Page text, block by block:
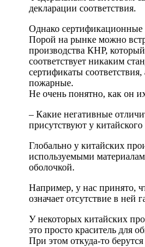
декларации соответствия.
Однако
Порой на рынке можно
производства КНР,
соответствует никаким
сертификаты
пожарные.
Не очень понятно, как он
– Какие негативные
присутствуют у китайского
Глобально у китайских
используемыми
оболочкой.
Например, у нас принято,
означает отсутствие в ней
У некоторых китайских
это просто краситель для
При этом откуда-то